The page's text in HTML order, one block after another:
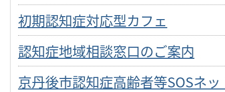
初期認知症対応型カフェ
認知症地域相談窓口のご案内
京丹後市認知症高齢者等SOSネ